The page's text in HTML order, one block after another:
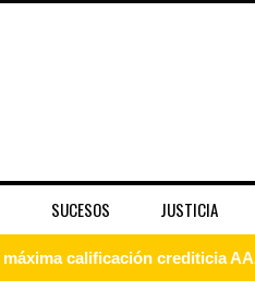
SUCESOS JUSTICIA
“Más que Vencedores” y